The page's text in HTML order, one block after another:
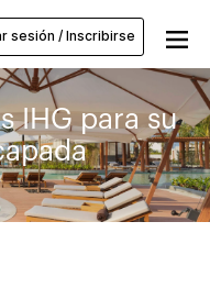
sesión / Inscribirse
IHG para su